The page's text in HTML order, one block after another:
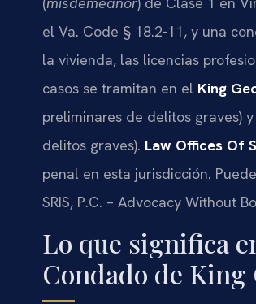
el Va. Code § 18.2-11, y una
la vivienda, las licencias
casos se tramitan en el King
preliminares de delitos graves)
delitos graves). Law Offices Of
penal en esta jurisdicción.
SRIS, P.C. – Advocacy Without
Lo que significa
Condado de King